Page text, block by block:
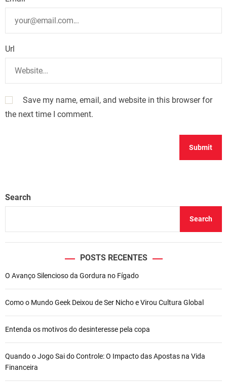
Url
Save my name, email, and website in this browser for
the next time I comment.
Search
Search
POSTS RECENTES
O Avanço Silencioso da Gordura no Fígado
Como o Mundo Geek Deixou de Ser Nicho e Virou Cultura Global
Entenda os motivos do desinteresse pela copa
Quando o Jogo Sai do Controle: O Impacto das Apostas na Vida
Financeira